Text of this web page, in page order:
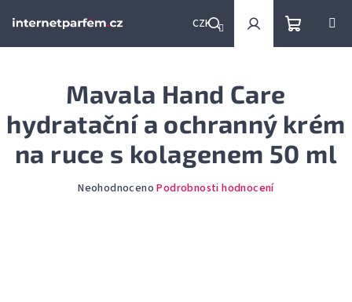
CZK
Hledat PřihlášeníNákupní
Mavala Hand Care
hydratační a ochranný krém
na ruce s kolagenem 50 ml
Průměrné
Neohodnoceno Podrobnosti hodnocení